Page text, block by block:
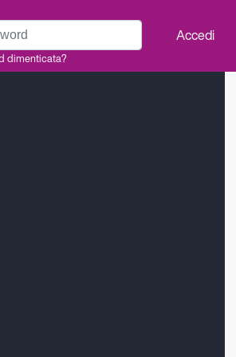
dimenticata?
Accedi